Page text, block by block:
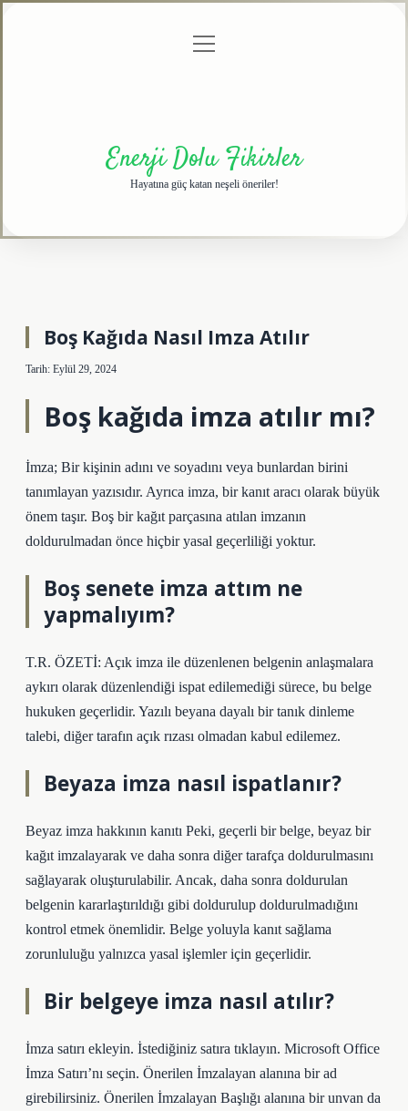
menüyü
Enerji Dolu Fikirler
Hayatına güç katan neşeli öneriler!
Boş Kağıda Nasıl Imza Atılır
Tarih: Eylül 29, 2024
Boş kağıda imza atılır mı?
İmza; Bir kişinin adını ve soyadını veya bunlardan birini
tanımlayan yazısıdır. Ayrıca imza, bir kanıt aracı olarak büyük
önem taşır. Boş bir kağıt parçasına atılan imzanın
doldurulmadan önce hiçbir yasal geçerliliği yoktur.
Boş senete imza attım ne
yapmalıyım?
T.R. ÖZETİ: Açık imza ile düzenlenen belgenin anlaşmalara
aykırı olarak düzenlendiği ispat edilemediği sürece, bu belge
hukuken geçerlidir. Yazılı beyana dayalı bir tanık dinleme
talebi, diğer tarafın açık rızası olmadan kabul edilemez.
Beyaza imza nasıl ispatlanır?
Beyaz imza hakkının kanıtı Peki, geçerli bir belge, beyaz bir
kağıt imzalayarak ve daha sonra diğer tarafça doldurulmasını
sağlayarak oluşturulabilir. Ancak, daha sonra doldurulan
belgenin kararlaştırıldığı gibi doldurulup doldurulmadığını
kontrol etmek önemlidir. Belge yoluyla kanıt sağlama
zorunluluğu yalnızca yasal işlemler için geçerlidir.
Bir belgeye imza nasıl atılır?
İmza satırı ekleyin. İstediğiniz satıra tıklayın. Microsoft Office
İmza Satırı’nı seçin. Önerilen İmzalayan alanına bir ad
girebilirsiniz. Önerilen İmzalayan Başlığı alanına bir unvan da